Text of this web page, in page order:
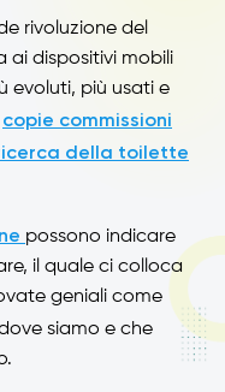
rivoluzione del
ai dispositivi mobili
evoluti, più usati e
copie commissioni
della toilette
possono indicare
il quale ci colloca
geniali come
siamo e che